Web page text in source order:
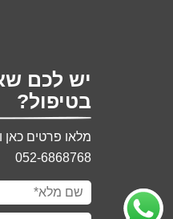
יש לכם
בטיפול?
מלאו פרטים כאן
052-6868768